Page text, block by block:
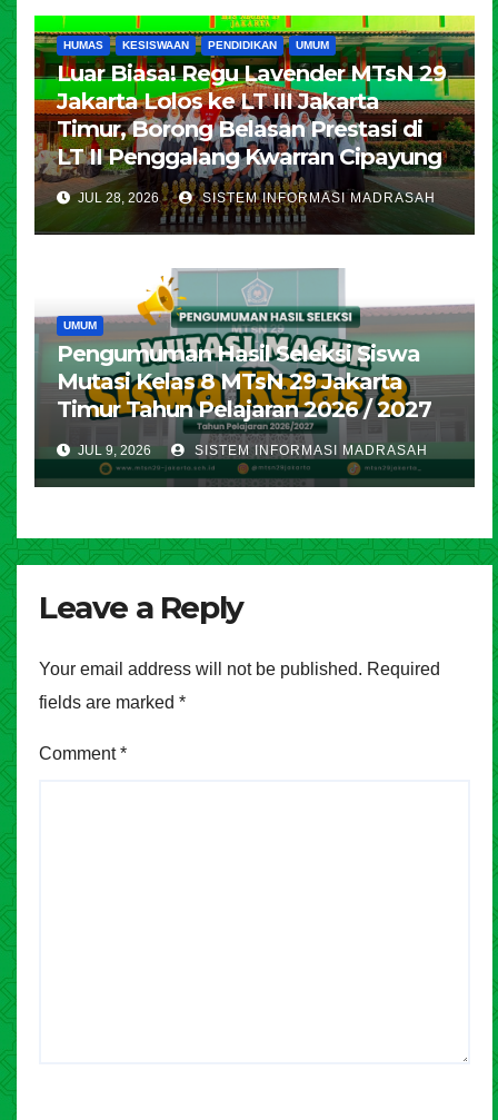
HUMAS KESISWAAN PENDIDIKAN UMUM
Luar Biasa! Regu Lavender MTsN 29
Jakarta Lolos ke LT III Jakarta
Timur, Borong Belasan Prestasi di
LT II Penggalang Kwarran Cipayung
JUL 28, 2026 SISTEM INFORMASI MADRASAH
UMUM
Pengumuman Hasil Seleksi Siswa
Mutasi Kelas 8 MTsN 29 Jakarta
Timur Tahun Pelajaran 2026 / 2027
JUL 9, 2026 SISTEM INFORMASI MADRASAH
Leave a Reply
Your email address will not be published. Required
fields are marked *
Comment*